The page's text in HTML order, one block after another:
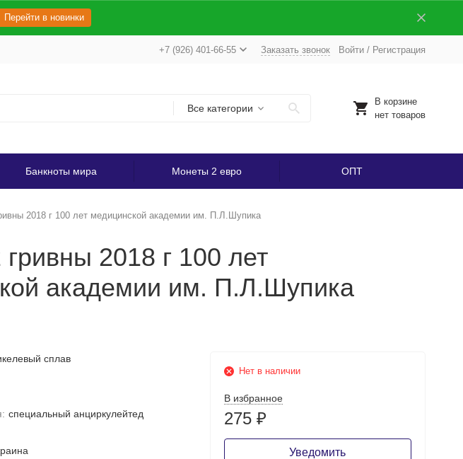
Перейти в новинки
+7 (926) 401-66-55 Заказать звонок Войти/ Регистрация
Все категории
В корзине
нет товаров
Банкноты мира Монеты 2 евро ОПТ
2018 г 100 лет медицинской академии им. П.Л.Шупика
2018 г 100 лет
академии им. П.Л.Шупика
сплав
специальный анциркулейтед
Нет в наличии
В избранное
275 ₽
Уведомить